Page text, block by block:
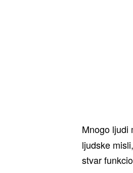
Mnogo ljudi
ljudske
stvar